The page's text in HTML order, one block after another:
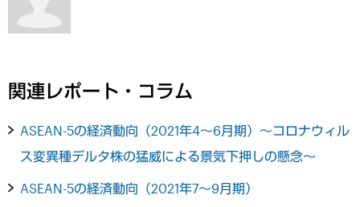
関連レポート・コラム
ASEAN-5の経済動向（2021年4～6月期）～コロナウィル
ス変異種デルタ株の猛威による景気下押しの懸念～
ASEAN-5の経済動向（2021年7～9月期）